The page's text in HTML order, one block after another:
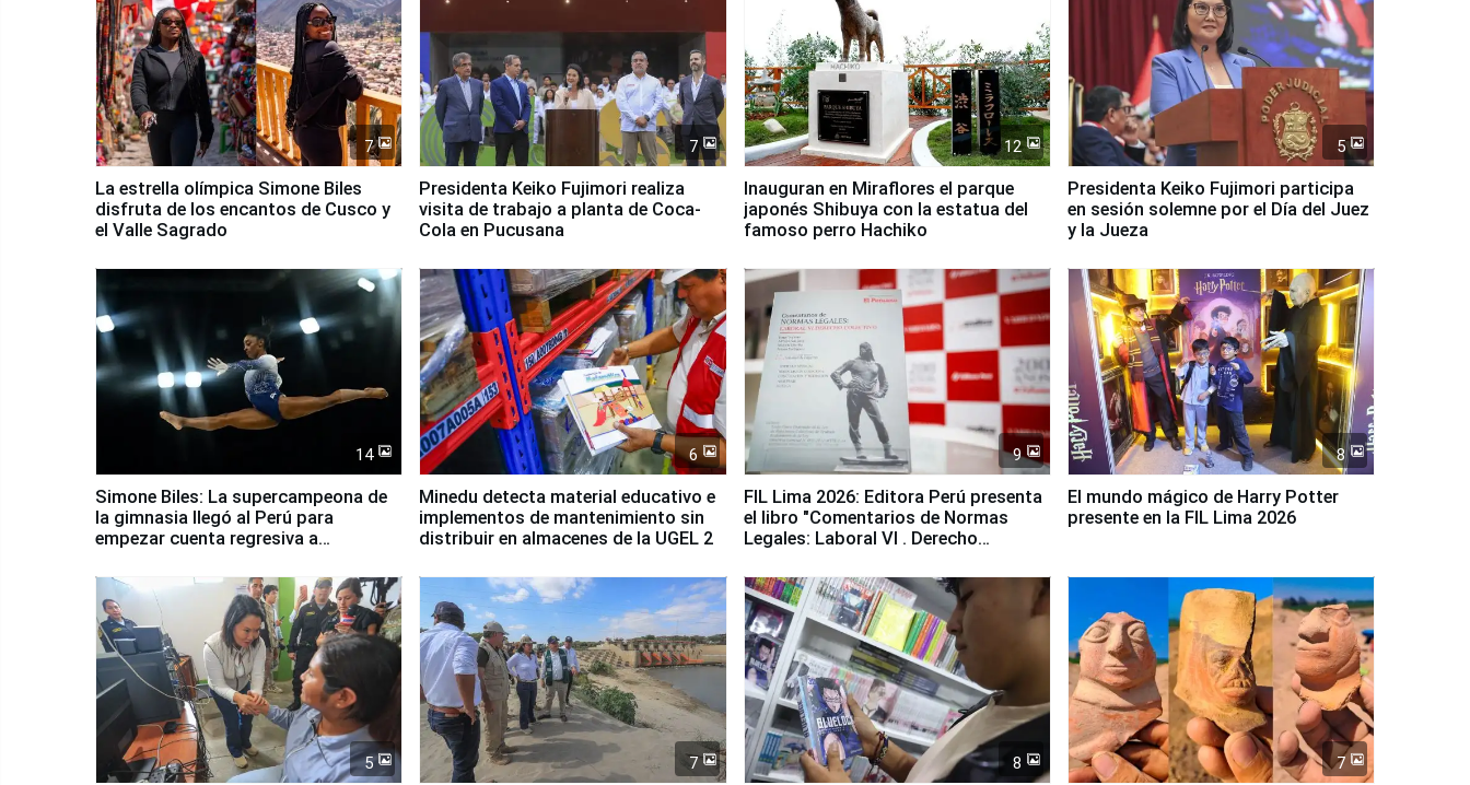
7
La estrella olímpica Simone Biles
disfruta de los encantos de Cusco y
el Valle Sagrado
7
Presidenta Keiko Fujimori realiza
visita de trabajo a planta de Coca-
Cola en Pucusana
12
Inauguran en Miraflores el parque
japonés Shibuya con la estatua del
famoso perro Hachiko
5
Presidenta Keiko Fujimori participa
en sesión solemne por el Día del Juez
y la Jueza
14
Simone Biles: La supercampeona de
la gimnasia llegó al Perú para
empezar cuenta regresiva a
6
Minedu detecta material educativo e
implementos de mantenimiento sin
distribuir en almacenes de la UGEL 2
9
FIL Lima 2026: Editora Perú presenta
el libro "Comentarios de Normas
Legales: Laboral Vl . Derecho
8
El mundo mágico de Harry Potter
presente en la FIL Lima 2026
5 7 8 7